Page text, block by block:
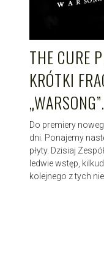
THE CURE
KRÓTKI
Do premiery
dni. Ponajemy
płyty. Dzisiaj
ledwie wstęp,
kolejnego z tych